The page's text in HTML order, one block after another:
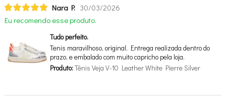
Nara P. 30/03/2026
Eu recomendo esse produto.
Tudo perfeito.
Tenis maravilhoso, original. Entrega realizada dentro do
prazo, e embalado com muito capricho pela loja.
Produto:Tênis Veja V-10 Leather White Pierre Silver